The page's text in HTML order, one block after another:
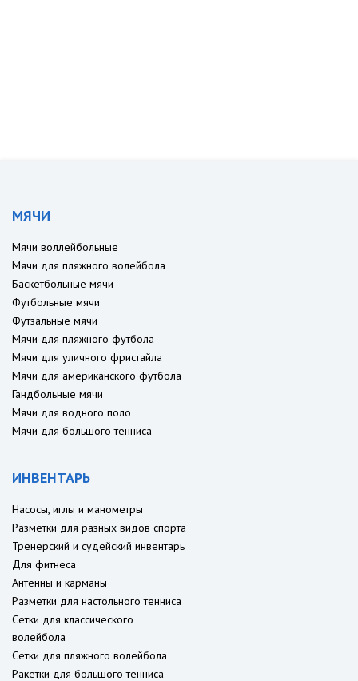
МЯЧИ
Мячи воллейбольные
Мячи для пляжного волейбола
Баскетбольные мячи
Футбольные мячи
Футзальные мячи
Мячи для пляжного футбола
Мячи для уличного фристайла
Мячи для американского футбола
Гандбольные мячи
Мячи для водного поло
Мячи для большого тенниса
ИНВЕНТАРЬ
Насосы, иглы и манометры
Разметки для разных видов спорта
Тренерский и судейский инвентарь
Для фитнеса
Антенны и карманы
Разметки для настольного тенниса
Сетки для классического
волейбола
Сетки для пляжного волейбола
Ракетки для большого тенниса